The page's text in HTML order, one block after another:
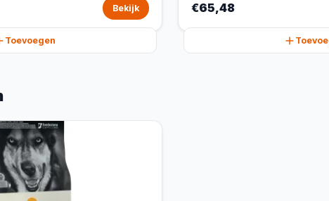
Bekijk
Toevoegen
€65,48